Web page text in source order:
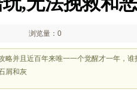
浏览量：0
略并且近百年来唯一一个觉醒才一年，
屑和灰